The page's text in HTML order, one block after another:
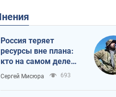
Мнения
Россия теряет
ресурсы вне плана:
кто на самом деле
диктует темп войны
Сергей Мисюра 693